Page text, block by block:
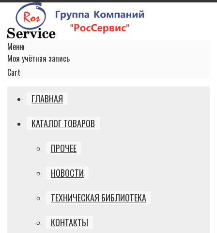
Меню
Моя учётная запись
Cart
ГЛАВНАЯ
КАТАЛОГ ТОВАРОВ
ПРОЧЕЕ
НОВОСТИ
ТЕХНИЧЕСКАЯ БИБЛИОТЕКА
КОНТАКТЫ